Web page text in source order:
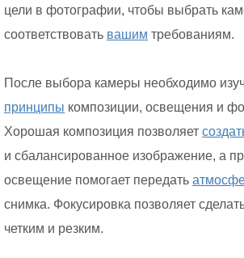
цели в фотографии, чтобы выбрать
соответствовать вашим требованиям.
После выбора камеры необходимо
принципы композиции, освещения и
Хорошая композиция позволяет
и сбалансированное изображение, а
освещение помогает передать
снимка. Фокусировка позволяет
четким и резким.